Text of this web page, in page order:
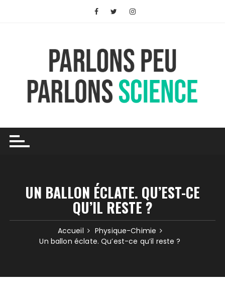
UN BALLON ÉCLATE. QU’EST-CE
QU’IL RESTE ?
Accueil
Physique-Chimie
Un ballon éclate. Qu’est-ce qu’il reste ?